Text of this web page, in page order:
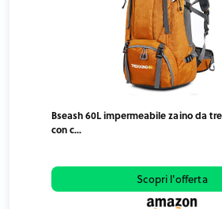
Bseash 60L impermeabile zaino da
con c...
Scopri l'offerta